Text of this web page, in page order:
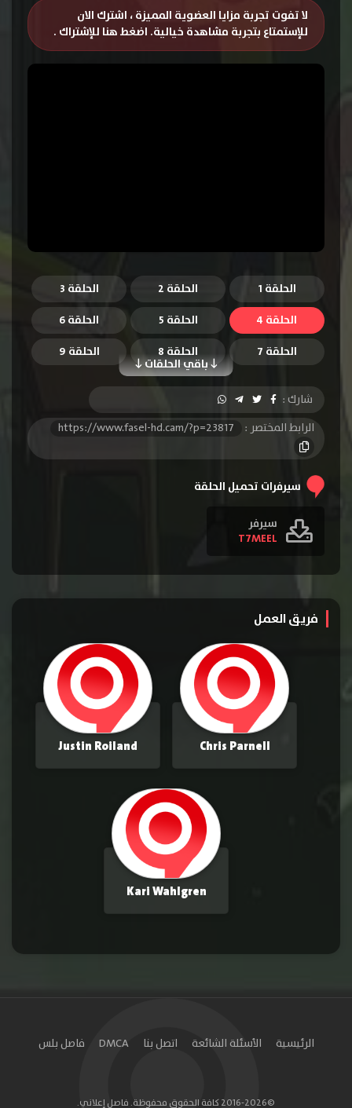
لا تفوت تجربة مزايا العضوية المميزة ، اشترك الان
للإستمتاع بتجربة مشاهدة خيالية. اضغط هنا للإشتراك .
الحلقة 1 الحلقة 2
الحلقة 3
الحلقة 4
الحلقة 5 الحلقة 6
باقي الحلقات
الحلقة 7 الحلقة 8
الحلقة 9
الحلقة 10
شارك :
الرابط المختصر :
https://www.fasel-hd.cam/?p=23817
سيرفرات تحميل الحلقة
سيرفر
T7MEEL
فريق العمل
Chris Parnell
Justin Roiland
Kari Wahlgren
الرئيسية الأسئلة الشائعة اتصل بنا DMCA فاصل بلس
©2016-2026 كافة الحقوق محفوظة. فاصل إعلاني.